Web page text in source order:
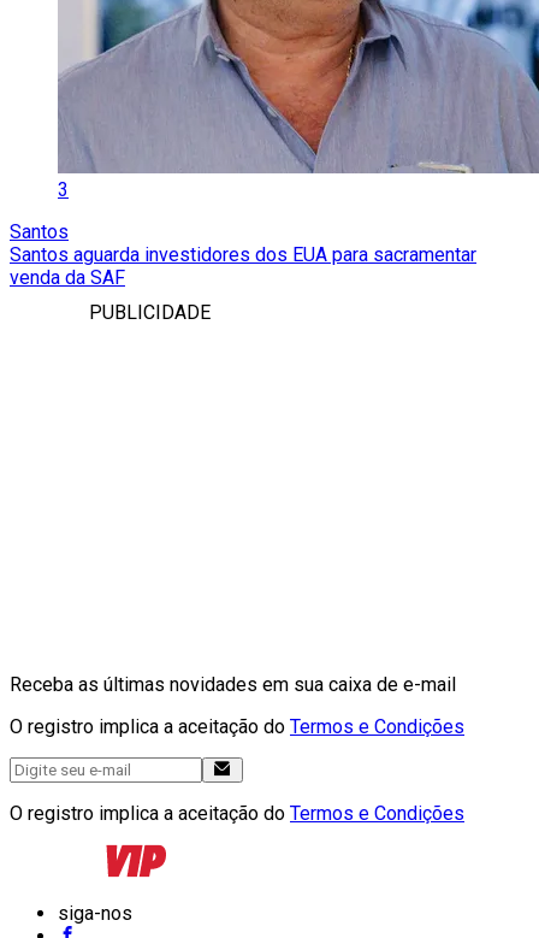
3
Santos
Santos aguarda investidores dos EUA para sacramentar
venda da SAF
PUBLICIDADE
Receba as últimas novidades em sua caixa de e-mail
O registro implica a aceitação do Termos e Condições
O registro implica a aceitação do Termos e Condições
siga-nos